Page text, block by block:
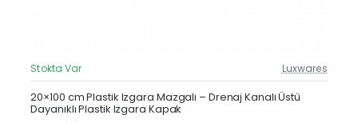
Güncel Fiyat
Yeni Ürün
Stokta Var Luxwares
20×100 cm Plastik Izgara Mazgalı – Drenaj Kanalı Üstü
Dayanıklı Plastik Izgara Kapak